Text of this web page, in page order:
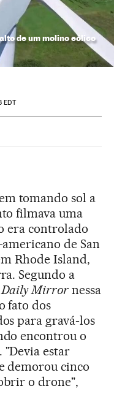
de um molino eólico
EDT
tomando sol a
filmava uma
era controlado
de San
Rhode Island,
Segundo a
Daily Mirror nessa
fato dos
para gravá-los
encontrou o
estar
demorou cinco
o drone",